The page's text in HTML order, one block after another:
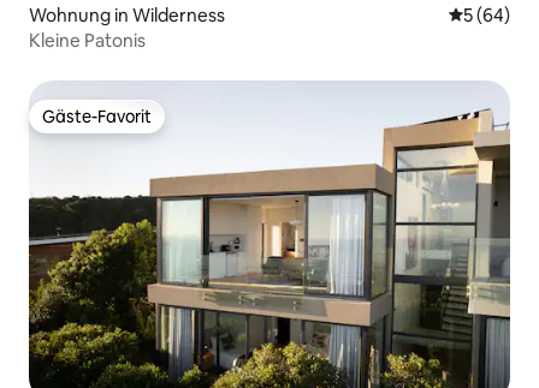
Wohnung in Wilderness
5 (64)
Kleine Patonis
Gäste-Favorit
Gäste-Favorit